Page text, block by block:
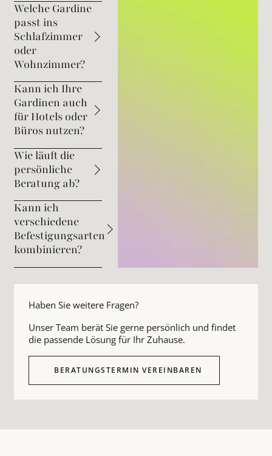
Welche Gardine
passt ins
Schlafzimmer
oder
Wohnzimmer?
Kann ich Ihre
Gardinen auch
für Hotels oder
Büros nutzen?
Wie läuft die
persönliche
Beratung ab?
Kann ich
verschiedene
Befestigungsarten
kombinieren?
Haben Sie weitere Fragen?
Unser Team berät Sie gerne persönlich und findet
die passende Lösung für Ihr Zuhause.
BERATUNGSTERMIN VEREINBAREN